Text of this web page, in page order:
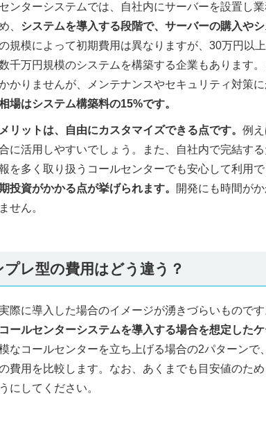
ンターシステムでは、自社内にサーバーを設置し
、 システムを導入する段階で、サーバーの購入や
規模によって初期費用は異なりますが、30万円以
千万円規模のシステムを構築する企業もあります
かりませんが、メンテナンスやセキュリティ対策
場はシステム構築料の15%です。
リットは、自由にカスタマイズできる点です。 例
に活用しやすいでしょう。また、自社内で完結す
を多く取り扱うコールセンターでも安心して利用で
投資がかかる点が挙げられます。
開発にも時間が
せん。
レ型の費用はどう違う？
際に導入した場合のイメージが湧きづらいもので
ールセンターシステムを導入する場合を想定した
なコールセンターを立ち上げる場合の2パターンで
費用を比較します。なお、あくまでも目安値のた
にしてください。